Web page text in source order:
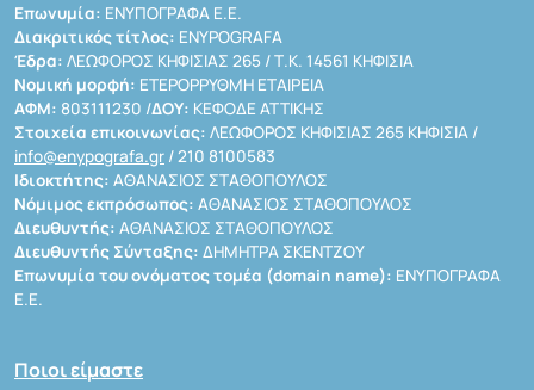
Επωνυμία: ΕΝΥΠΟΓΡΑΦΑ Ε.Ε.
Διακριτικός τίτλος: ENYPOGRAFA
Έδρα: ΛΕΩΦΟΡΟΣ ΚΗΦΙΣΙΑΣ 265 / Τ.Κ. 14561 ΚΗΦΙΣΙΑ
Νομική μορφή: ΕΤΕΡΟΡΡΥΘΜΗ ΕΤΑΙΡΕΙΑ
ΑΦΜ: 803111230 /ΔΟΥ: ΚΕΦΟΔΕ ΑΤΤΙΚΗΣ
Στοιχεία επικοινωνίας: ΛΕΩΦΟΡΟΣ ΚΗΦΙΣΙΑΣ 265 ΚΗΦΙΣΙΑ /
info@enypografa.gr / 210 8100583
Ιδιοκτήτης: ΑΘΑΝΑΣΙΟΣ ΣΤΑΘΟΠΟΥΛΟΣ
Νόμιμος εκπρόσωπος: ΑΘΑΝΑΣΙΟΣ ΣΤΑΘΟΠΟΥΛΟΣ
Διευθυντής: ΑΘΑΝΑΣΙΟΣ ΣΤΑΘΟΠΟΥΛΟΣ
Διευθυντής Σύνταξης: ΔΗΜΗΤΡΑ ΣΚΕΝΤΖΟΥ
Επωνυμία του ονόματος τομέα (domain name): ΕΝΥΠΟΓΡΑΦΑ
Ε.Ε.
Ποιοι είμαστε